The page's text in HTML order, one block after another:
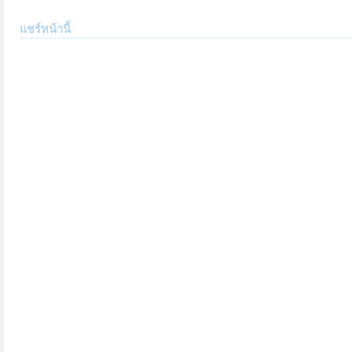
แชร์หน้านี้